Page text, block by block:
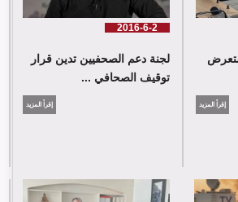
لجنة دعم الصحفيين: 58 انتهاك بحق الإعلام الفلسطيني خلال حزيران/
إقرأ المزيد
2016-6-2
لجنة دعم الصحفيين تدين قرار
توقيف الصحافي ...
إقرأ المزيد